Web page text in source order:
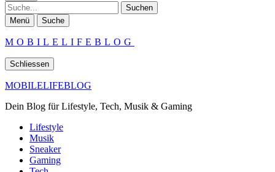
Suche
Menü Suche
MOBILELIFEBLOG
Schliessen
MOBILELIFEBLOG
Dein Blog für Lifestyle, Tech, Musik & Gaming
Lifestyle
Musik
Sneaker
Gaming